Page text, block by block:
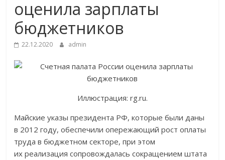
оценила зарплаты
бюджетников
22.12.2020 admin
Иллюстрация: rg.ru.
Майские указы президента РФ, которые были даны
в 2012 году, обеспечили опережающий рост оплаты
труда в бюджетном секторе, при этом
их реализация сопровождалась сокращением штата